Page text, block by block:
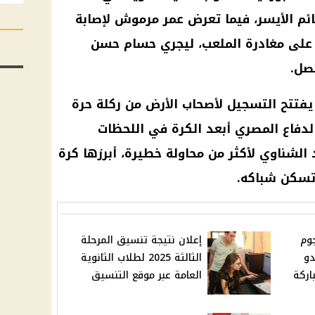
الأيسر، فيما تعرض عمر مرموش لإصابة
مغادرة الملعب، ليجري حسام حسن
يفتتح التسجيل لأصحاب الأرض من ركلة حرة
المصري أبعد الكرة في اللحظات
الشناوي لأكثر من محاولة خطيرة، أبرزها كرة
إعلان نتيجة تنسيق المرحلة
الثالثة 2025 لطلاب الثانوية
العامة عبر موقع التنسيق